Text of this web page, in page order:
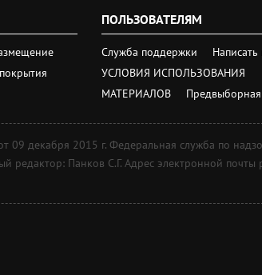
ПОЛЬЗОВАТЕЛЯМ
Служба поддержки
Написать
УСЛОВИЯ ИСПОЛЬЗОВАНИЯ
МАТЕРИАЛОВ
Предвыборная
декабря 2015 г. Федеральная служба по
редактор: Панков С.Г. Адрес электронной почты